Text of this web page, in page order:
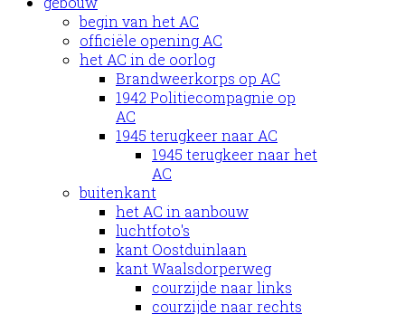
begin van het AC
officiële opening AC
het AC in de oorlog
Brandweerkorps op AC
1942 Politiecompagnie op
AC
1945 terugkeer naar AC
1945 terugkeer naar het
AC
buitenkant
het AC in aanbouw
luchtfoto's
kant Oostduinlaan
kant Waalsdorperweg
courzijde naar links
courzijde naar rechts